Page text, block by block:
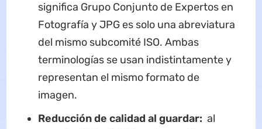
significa Grupo Conjunto de Expertos en
Fotografía y JPG es solo una abreviatura
del mismo subcomité ISO. Ambas
terminologías se usan indistintamente y
representan el mismo formato de
imagen.
Reducción de calidad al guardar: al